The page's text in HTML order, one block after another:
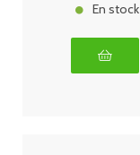
En stock